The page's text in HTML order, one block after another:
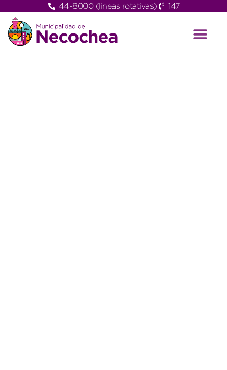
44-8000 (lineas rotativas) 147